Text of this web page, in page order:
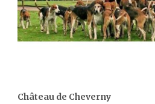
Château de Cheverny